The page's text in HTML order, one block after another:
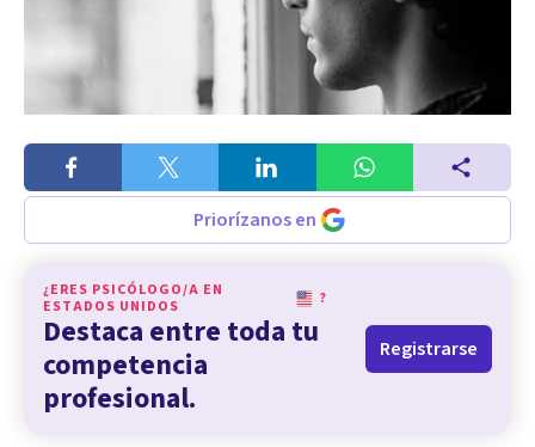
Priorízanos en
¿ERES PSICÓLOGO/A EN
ESTADOS UNIDOS
?
Destaca entre toda tu
competencia
profesional.
Registrarse